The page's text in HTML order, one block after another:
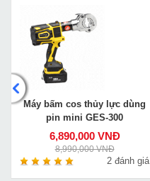
Máy bấm cos thủy lực dùng
pin mini GES-300
6,890,000 VNĐ
8,990,000 VNĐ
2 đánh giá